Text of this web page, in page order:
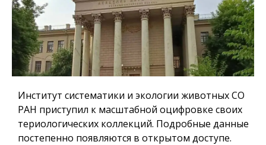
Институт систематики и экологии животных СО
РАН приступил к масштабной оцифровке своих
териологических коллекций. Подробные данные
постепенно появляются в открытом доступе.